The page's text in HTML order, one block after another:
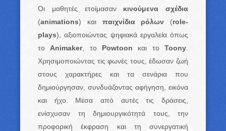
Οι μαθητές ετοίμασαν κινούμενα σχέδια
(animations) και παιχνίδια ρόλων (role-
plays), αξιοποιώντας ψηφιακά εργαλεία όπως
το Animaker, το Powtoon και τοToony
Χρησιμοποιώντας τις φωνές τους, έδωσαν ζωή
στους χαρακτήρες και τα σενάρια που
δημιούργησαν, συνδυάζοντας αφήγηση, εικόνα
και ήχο. Μέσα από αυτές τις δράσεις,
ενίσχυσαν τη δημιουργικότητά τους, την
προφορική έκφραση και τη συνεργατική